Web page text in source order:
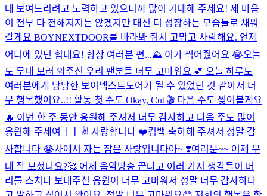
대 보여드리려고 노력하고 있으니까 많이 기대해 주세요! 제 마음
이 전부 다 전해지지는 않겠지만 대신 더 성장하는 모습들로 채워
갈게요 BOYNEXTDOOR를 바라봐 줘서 고맙고 사랑해요. 언제
어디에 있던 힘내요! 항상 여러분 편...⛰️ 이가 찍어줬어요 😂오늘
도 무대 보러 와주신 우리 팬분들 너무 고마워요 💕 오늘 하루도
여러분에게 당당한 보이넥스트도어가 될 수 있었던 것 같아서 너
무 행복했어요..!! 활동 첫 주도 Okay, Cut 🎬 다음 주도 찢어볼게요
🔥 이번 한 주 동안 응원해 주셔서 너무 감사하고 다음 주도 많이
응원해 주세여ㅓㅓ ✌️ 사랑합니다 ❤️컴백 축하해 주셔서 정말 감
사합니다 😭차에서 자는 잠은 사랑입니다아~ ❣️여러분~~ 어제 무
대 잘 보셨나요?🥰 어제 음악방송 끝나고 여러 가지 생각들이 머
리를 스치다 보내주신 응원이 너무 고마워서 정말 너무 감사하다